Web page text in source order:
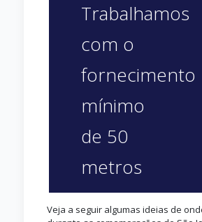
Trabalhamos
com o
fornecimento
mínimo
de 50
metros
Veja a seguir algumas ideias de